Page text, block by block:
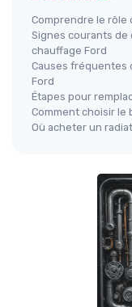
Comprendre le rôle
Signes courants
chauffage Ford
Causes fréquentes
Ford
Étapes pour
Comment choisir le
Où acheter un